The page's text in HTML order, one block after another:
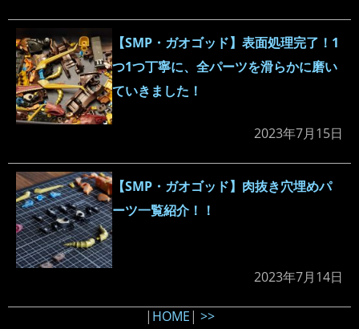
【SMP・ガオゴッド】表面処理完了！1
つ1つ丁寧に、全パーツを滑らかに磨い
ていきました！
2023年7月15日
【SMP・ガオゴッド】肉抜き穴埋めパ
ーツ一覧紹介！！
2023年7月14日
| HOME| >>